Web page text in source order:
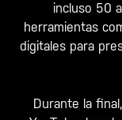
incluso 50
herramientas
digitales para
Durante la